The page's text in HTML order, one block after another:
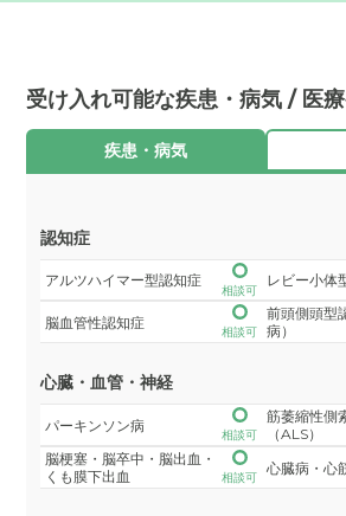
受け入れ可能な疾患・病気 / 医
疾患・病気
認知症
アルツハイマー型認知症
相談可
レビー小体
脳血管性認知症
相談可
前頭側頭型
病）
心臓・血管・神経
パーキンソン病
相談可
筋萎縮性側
（ALS）
脳梗塞・脳卒中・脳出血・
くも膜下出血
相談可
心臓病・心